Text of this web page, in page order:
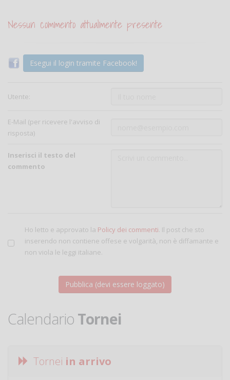
Nessun commento attualmente presente
Esegui il login tramite Facebook!
Utente:
E-Mail (per ricevere l'avviso di
risposta)
Inserisci il testo del
commento
Ho letto e approvato la Policy dei commenti. Il post che sto
inserendo non contiene offese e volgarità, non è diffamante e
non viola le leggi italiane.
Calendario Tornei
Tornei in arrivo